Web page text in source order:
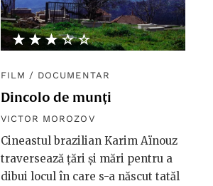
★★★★★
☆☆☆☆☆
FILM / DOCUMENTAR
Dincolo de munți
VICTOR MOROZOV
Cineastul brazilian Karim Aïnouz
traversează țări și mări pentru a
dibui locul în care s-a născut tatăl